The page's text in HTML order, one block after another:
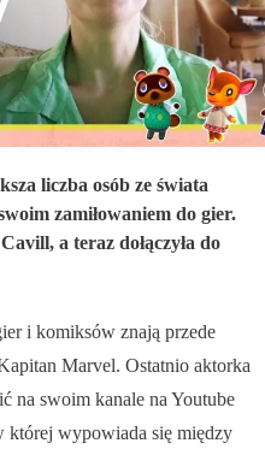
liczba osób ze świata
zamiłowaniem do gier.
a teraz dołączyła do
i komiksów znają przede
Marvel. Ostatnio aktorka
na swoim kanale na Youtube
wypowiada się między